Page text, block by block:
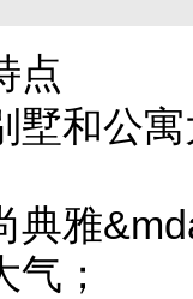
点
和公寓
雅
；